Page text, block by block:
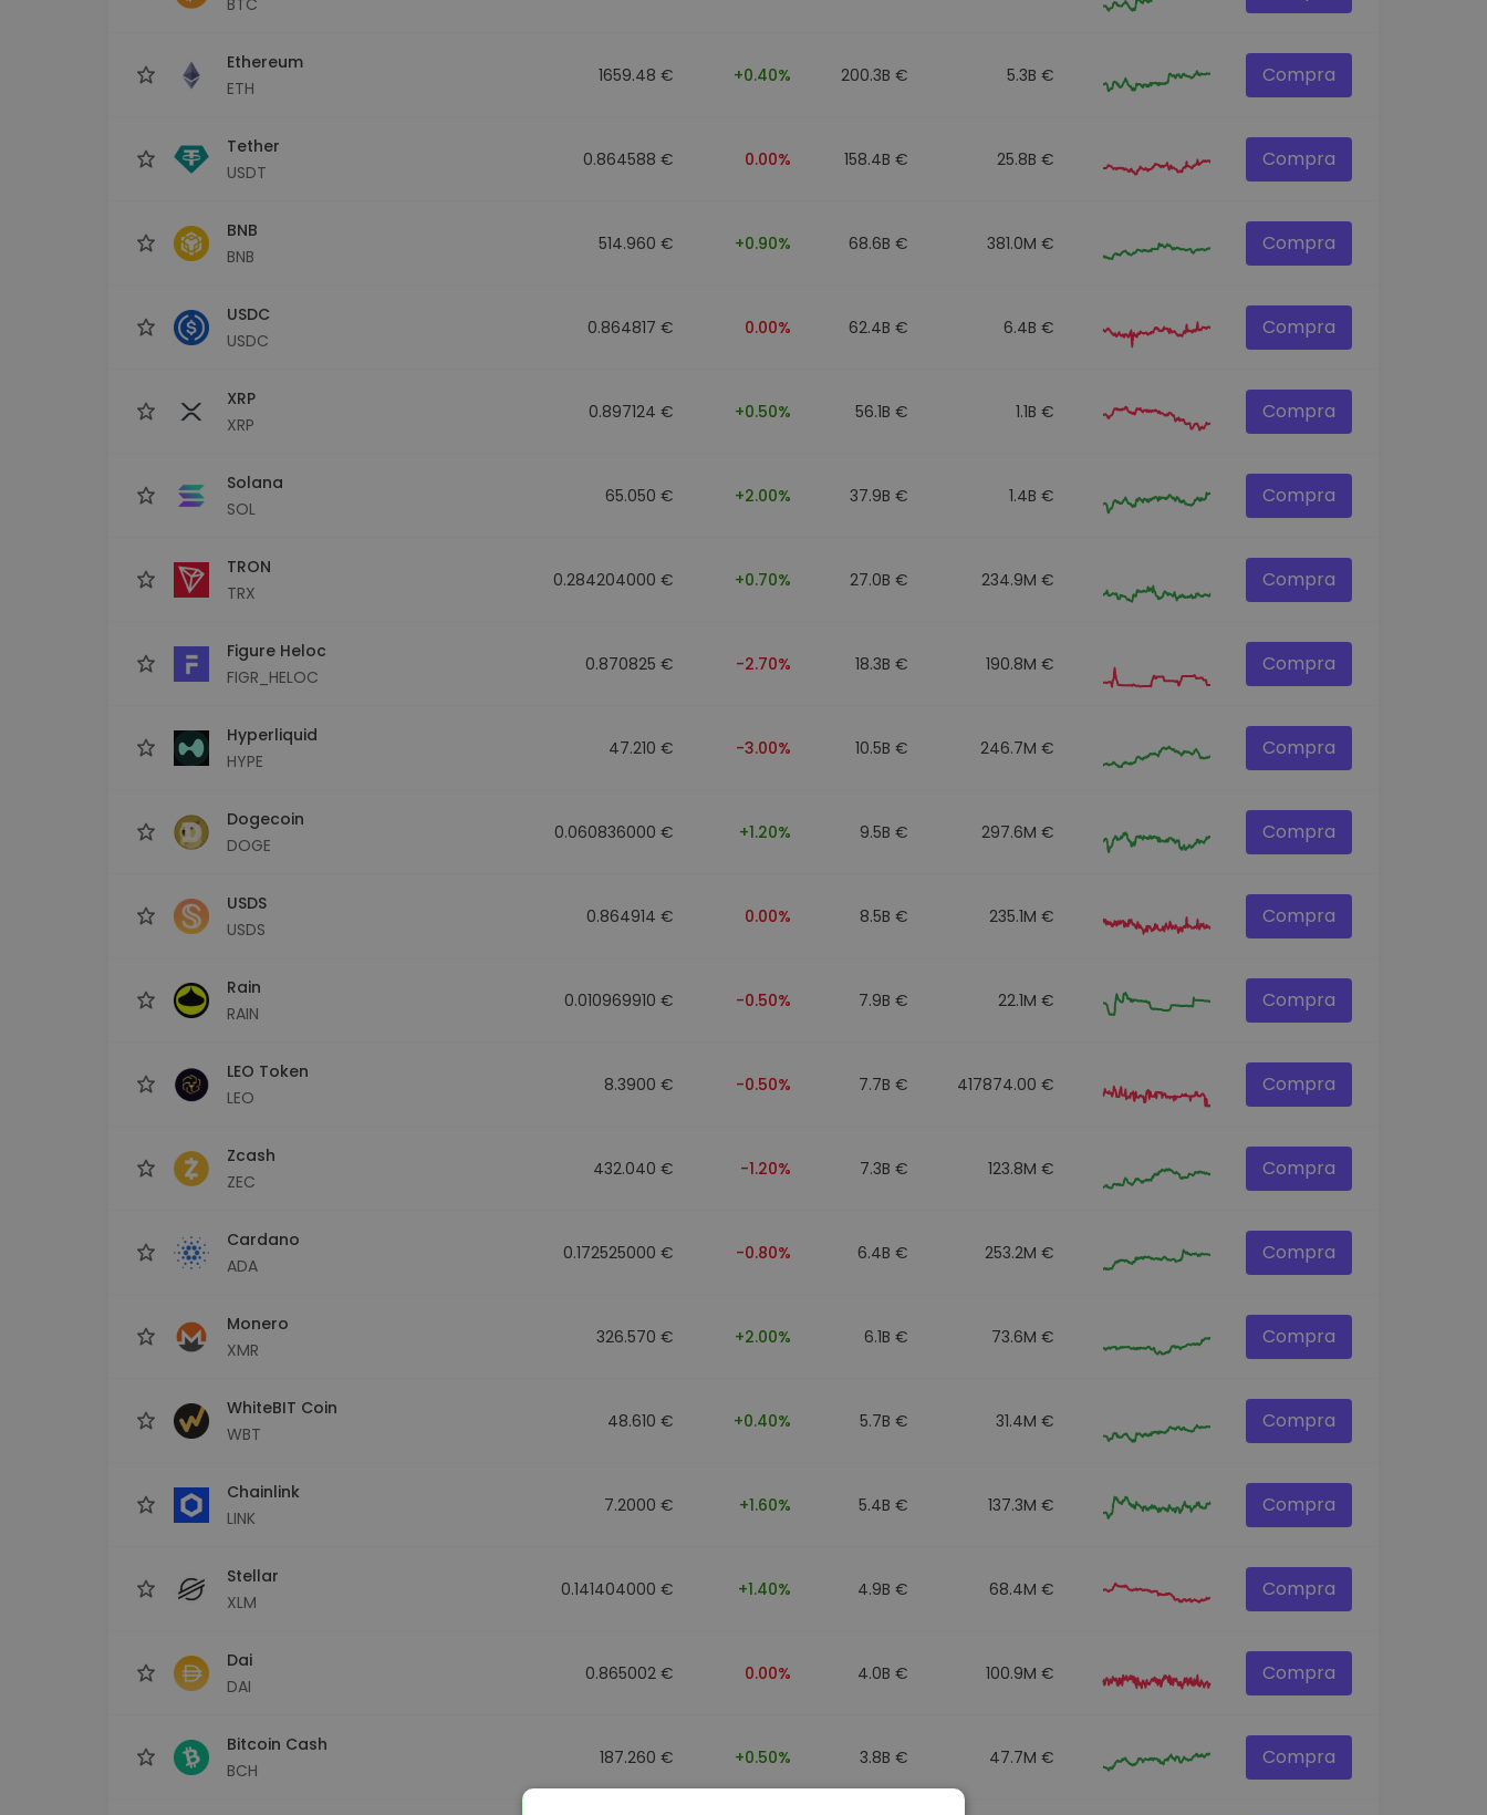
Ethereum
ETH
1659.48 € +0.40% 200.3B € 5.3B € Compra
Tether
USDT
0.864588 € 0.00% 158.4B € 25.8B € Compra
BNB
BNB
514.960 € +0.90% 68.6B € 381.0M € Compra
USDC
USDC
0.864817 € 0.00% 62.4B € 6.4B € Compra
XRP
XRP
0.897124 € +0.50% 56.1B € 1.1B € Compra
Solana
SOL
65.050 € +2.00% 37.9B € 1.4B € Compra
TRON
TRX
0.284204000 € +0.70% 27.0B € 234.9M € Compra
Figure Heloc
FIGR_HELOC
0.870825 € -2.70% 18.3B € 190.8M € Compra
Hyperliquid
HYPE
47.210 € -3.00% 10.5B € 246.7M € Compra
Dogecoin
DOGE
0.060836000 € +1.20% 9.5B € 297.6M € Compra
USDS
USDS
0.864914 € 0.00% 8.5B € 235.1M € Compra
Rain
RAIN
0.010969910 € -0.50% 7.9B € 22.1M € Compra
LEO Token
LEO
8.3900 € -0.50% 7.7B € 417874.00 € Compra
Zcash
ZEC
432.040 € -1.20% 7.3B € 123.8M € Compra
Cardano
ADA
0.172525000 € -0.80% 6.4B € 253.2M € Compra
Monero
XMR
326.570 € +2.00% 6.1B € 73.6M € Compra
WhiteBIT Coin
WBT
48.610 € +0.40% 5.7B € 31.4M € Compra
Chainlink
LINK
7.2000 € +1.60% 5.4B € 137.3M € Compra
Stellar
XLM
0.141404000 € +1.40% 4.9B € 68.4M € Compra
Dai
DAI
0.865002 € 0.00% 4.0B € 100.9M € Compra
Bitcoin Cash
BCH
187.260 € +0.50% 3.8B € 47.7M € Compra